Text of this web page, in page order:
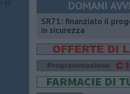
DOMANI
SR71: finanziato il
in sicurezza